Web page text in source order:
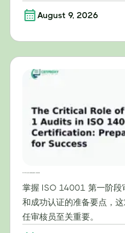
August 9, 2026
掌握 ISO 14001 第一阶段
和成功认证的准备要点，
任审核员至关重要。